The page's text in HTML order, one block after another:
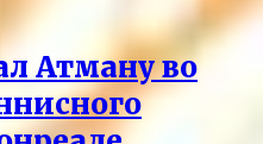
Атману во